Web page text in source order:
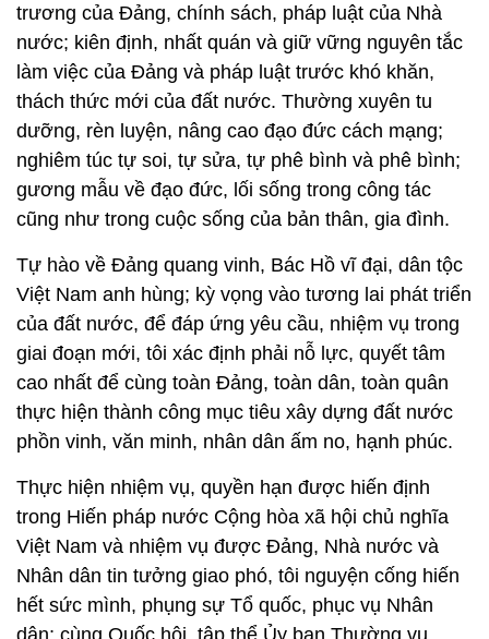
trương của Đảng, chính sách, pháp luật của Nhà
nước; kiên định, nhất quán và giữ vững nguyên tắc
làm việc của Đảng và pháp luật trước khó khăn,
thách thức mới của đất nước. Thường xuyên tu
dưỡng, rèn luyện, nâng cao đạo đức cách mạng;
nghiêm túc tự soi, tự sửa, tự phê bình và phê bình;
gương mẫu về đạo đức, lối sống trong công tác
cũng như trong cuộc sống của bản thân, gia đình.
Tự hào về Đảng quang vinh, Bác Hồ vĩ đại, dân tộc
Việt Nam anh hùng; kỳ vọng vào tương lai phát triển
của đất nước, để đáp ứng yêu cầu, nhiệm vụ trong
giai đoạn mới, tôi xác định phải nỗ lực, quyết tâm
cao nhất để cùng toàn Đảng, toàn dân, toàn quân
thực hiện thành công mục tiêu xây dựng đất nước
phồn vinh, văn minh, nhân dân ấm no, hạnh phúc.
Thực hiện nhiệm vụ, quyền hạn được hiến định
trong Hiến pháp nước Cộng hòa xã hội chủ nghĩa
Việt Nam và nhiệm vụ được Đảng, Nhà nước và
Nhân dân tin tưởng giao phó, tôi nguyện cống hiến
hết sức mình, phụng sự Tổ quốc, phục vụ Nhân
dân; cùng Quốc hội, tập thể Ủy ban Thường vụ